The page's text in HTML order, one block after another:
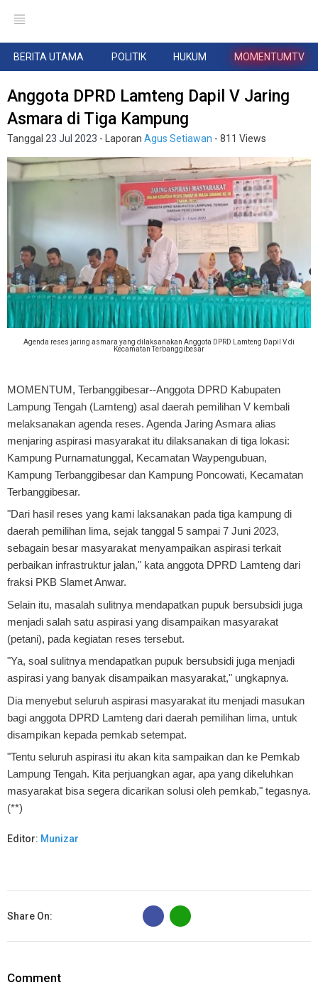
BERITA UTAMA POLITIK HUKUM MOMENTUMTV
Anggota DPRD Lamteng Dapil V Jaring
Asmara di Tiga Kampung
Tanggal 23 Jul 2023 - Laporan Agus Setiawan - 811 Views
Agenda reses jaring asmara yang dilaksanakan Anggota DPRD Lamteng Dapil V di
Kecamatan Terbanggibesar
MOMENTUM, Terbanggibesar--Anggota DPRD Kabupaten
Lampung Tengah (Lamteng) asal daerah pemilihan V kembali
melaksanakan agenda reses. Agenda Jaring Asmara alias
menjaring aspirasi masyarakat itu dilaksanakan di tiga lokasi:
Kampung Purnamatunggal, Kecamatan Waypengubuan,
Kampung Terbanggibesar dan Kampung Poncowati, Kecamatan
Terbanggibesar.
"Dari hasil reses yang kami laksanakan pada tiga kampung di
daerah pemilihan lima, sejak tanggal 5 sampai 7 Juni 2023,
sebagain besar masyarakat menyampaikan aspirasi terkait
perbaikan infrastruktur jalan," kata anggota DPRD Lamteng dari
fraksi PKB Slamet Anwar.
Selain itu, masalah sulitnya mendapatkan pupuk bersubsidi juga
menjadi salah satu aspirasi yang disampaikan masyarakat
(petani), pada kegiatan reses tersebut.
"Ya, soal sulitnya mendapatkan pupuk bersubsidi juga menjadi
aspirasi yang banyak disampaikan masyarakat," ungkapnya.
Dia menyebut seluruh aspirasi masyarakat itu menjadi masukan
bagi anggota DPRD Lamteng dari daerah pemilihan lima, untuk
disampikan kepada pemkab setempat.
"Tentu seluruh aspirasi itu akan kita sampaikan dan ke Pemkab
Lampung Tengah. Kita perjuangkan agar, apa yang dikeluhkan
masyarakat bisa segera dicarikan solusi oleh pemkab," tegasnya.
(**)
Editor: Munizar
Share On:
B
Comment